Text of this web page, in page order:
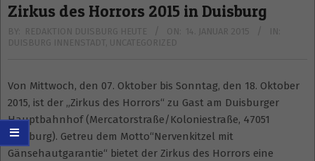
Zirkus des Horrors 2015 in Duisburg
BY: REDAKTION DUISBURG HEUTE ON: 14. JANUAR 2015
IN:
DUISBURG INNENSTADT UNCATEGORIZED
Von Mittwoch, den 07. Oktober bis Sonntag, den 18. Oktober
2015, ist der „Zirkus des Horrors“ zu Gast am Duisburger
Hauptbahnhof (Mercatorstraße/Koloniestraße, 47051
Duisburg). Getreu dem Motto“Nervenkitzel mit
Gänsehautgarantie“ bietet der Zirkus des Horrors eine